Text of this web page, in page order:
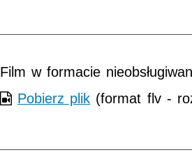
Film w formacie
Pobierz plik (format flv -